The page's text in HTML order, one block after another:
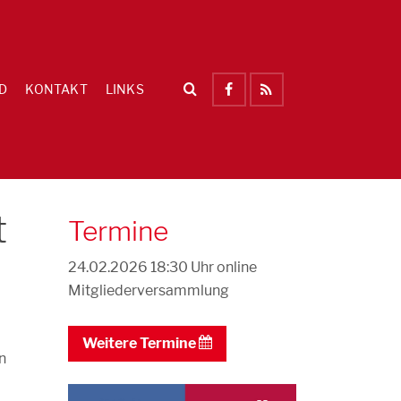
KONTAKT LINKS
Termine
24.02.2026 18:30 Uhronline
Mitgliederversammlung
Weitere Termine